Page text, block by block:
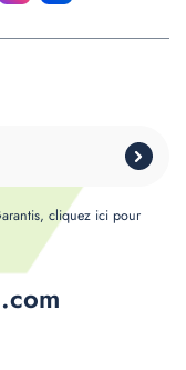
cliquez ici pour